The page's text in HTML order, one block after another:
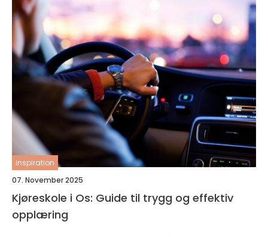
inspiration
07. November 2025
Kjøreskole i Os: Guide til trygg og effektiv
opplæring